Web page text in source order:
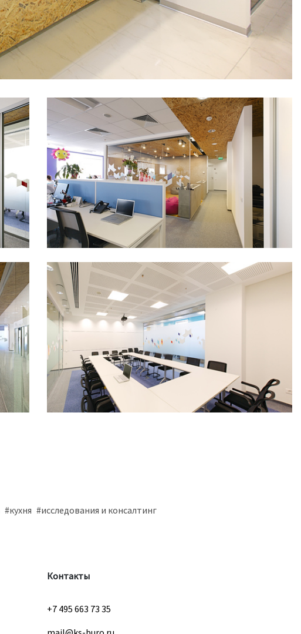
#кухня #исследования и консалтинг
Контакты
+7 495 663 73 35